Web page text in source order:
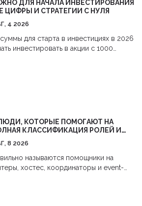
ДЛЯ НАЧАЛА ИНВЕСТИРОВАНИЯ
ЦИФРЫ И СТРАТЕГИИ С НУЛЯ
4 2026
для старта в инвестициях в 2026
инвестировать в акции с 1000
КОТОРЫЕ ПОМОГАЮТ НА
КЛАССИФИКАЦИЯ РОЛЕЙ И
8 2026
называются помощники на
хостес, координаторы и event-